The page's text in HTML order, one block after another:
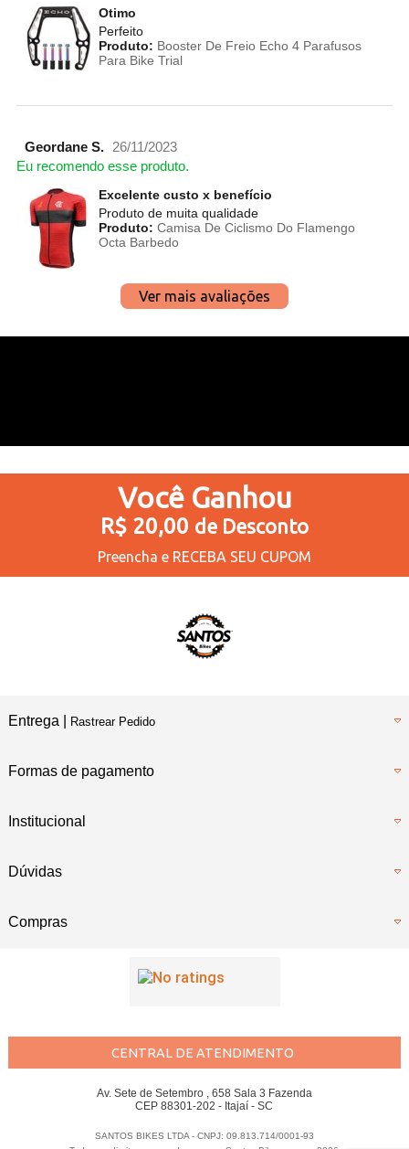
Otimo
Perfeito
Produto: Booster De Freio Echo 4 Parafusos
Para Bike Trial
Geordane S.
26/11/2023
Eu recomendo esse produto.
Excelente custo x benefício
Produto de muita qualidade
Produto: Camisa De Ciclismo Do Flamengo
Octa Barbedo
Ver mais avaliações
Você Ganhou
R$ 20,00 de Desconto
Preencha e RECEBA SEU CUPOM
Entrega | Rastrear Pedido
Formas de pagamento
Institucional
Dúvidas
Compras
CENTRAL DE ATENDIMENTO
Av. Sete de Setembro , 658 Sala 3 Fazenda
CEP 88301-202 - Itajaí - SC
SANTOS BIKES LTDA - CNPJ: 09.813.714/0001-93